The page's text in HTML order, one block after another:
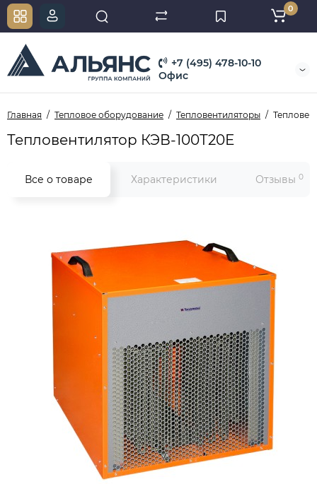
+7 (495) 478-10-10
Офис
0
Главная Тепловое оборудование Тепловентиляторы
Тепловентилятор КЭВ-100Т20Е
Все о товаре Характеристики Отзывы 0